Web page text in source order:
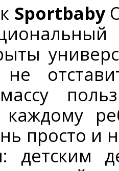
Sportbaby
не
каждому
просто и
детским